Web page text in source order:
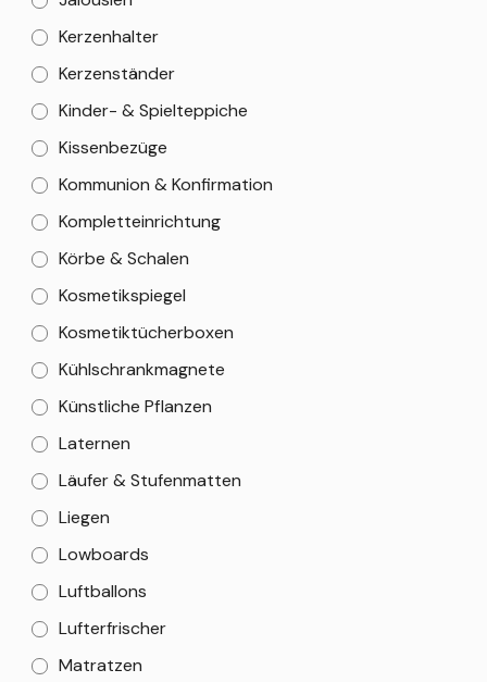
Kerzenhalter
Kerzenständer
Kinder- & Spielteppiche
Kissenbezüge
Kommunion & Konfirmation
Kompletteinrichtung
Körbe & Schalen
Kosmetikspiegel
Kosmetiktücherboxen
Kühlschrankmagnete
Künstliche Pflanzen
Laternen
Läufer & Stufenmatten
Liegen
Lowboards
Luftballons
Lufterfrischer
Matratzen